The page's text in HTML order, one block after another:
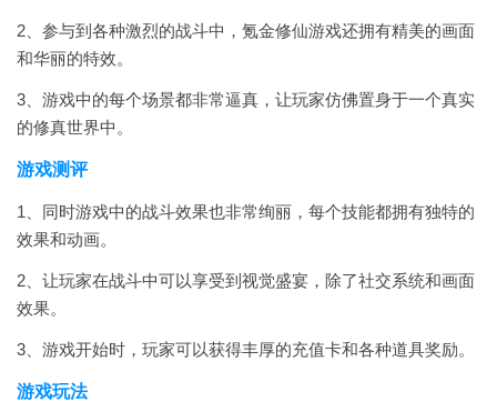
2、参与到各种激烈的战斗中，氪金修仙游戏还拥有精美的画面
和华丽的特效。
3、游戏中的每个场景都非常逼真，让玩家仿佛置身于一个真实
的修真世界中。
游戏测评
1、同时游戏中的战斗效果也非常绚丽，每个技能都拥有独特的
效果和动画。
2、让玩家在战斗中可以享受到视觉盛宴，除了社交系统和画面
效果。
3、游戏开始时，玩家可以获得丰厚的充值卡和各种道具奖励。
游戏玩法